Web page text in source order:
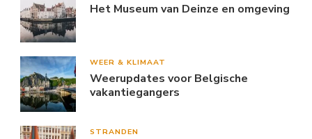
Het Museum van Deinze en omgeving
WEER & KLIMAAT
Weerupdates voor Belgische
vakantiegangers
STRANDEN